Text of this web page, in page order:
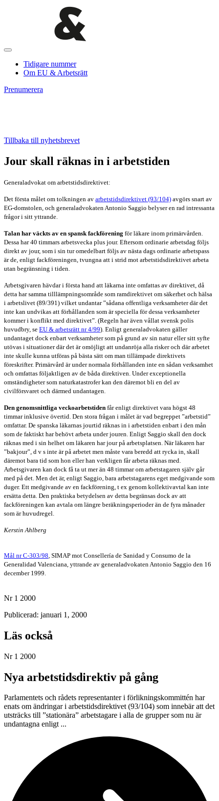
Tidigare nummer
Om EU & Arbetsrätt
Prenumerera
Tillbaka till nyhetsbrevet
Jour skall räknas in i arbetstiden
Generaladvokat om arbetstidsdirektivet:
Det första målet om tolkningen av arbetstidsdirektivet (93/104) avgörs snart av
EG-domstolen, och generaladvokaten Antonio Saggio belyser en rad intressanta
frågor i sitt yttrande.
Talan har väckts av en spansk fackförening för läkare inom primärvården.
Dessa har 40 timmars arbetsvecka plus jour. Eftersom ordinarie arbetsdag följs
direkt av jour, som i sin tur omedelbart följs av nästa dags ordinarie arbetspass
är de, enligt fackföreningen, tvungna att i strid mot arbetstidsdirektivet arbeta
utan begränsning i tiden.
Arbetsgivaren hävdar i första hand att läkarna inte omfattas av direktivet, då
detta harsamma tilllämpningsområde som ramdirektivet om säkerhet och hälsa
i arbetslivet (89/391) vilket undantar ”sådana offentliga verksamheter där det
inte kan undvikas att förhållanden som är speciella för dessa verksamheter
kommer i konflikt med direktivet”. (Regeln har även vållat svensk polis
huvudbry, se EU & arbetsrätt nr 4/99). Enligt generaladvokaten gäller
undantaget dock enbart verksamheter som på grund av sin natur eller sitt syfte
utövas i situationer där det är omöjligt att undanröja alla risker och där arbetet
inte skulle kunna utföras på bästa sätt om man tillämpade direktivets
föreskrifter. Primärvård är under normala förhållanden inte en sådan verksamhet
och omfattas följaktligen av de båda direktiven. Under exceptionella
omständigheter som naturkatastrofer kan den däremot bli en del av
civilförsvaret och därmed undantagen.
Den genomsnittliga veckoarbetstiden får enligt direktivet vara högst 48
timmar inklusive övertid. Den stora frågan i målet är vad begreppet ”arbetstid”
omfattar. De spanska läkarnas jourtid räknas in i arbetstiden enbart i den mån
som de faktiskt har behövt arbeta under jouren. Enligt Saggio skall den dock
räknas med i sin helhet om läkaren har jour på arbetsplatsen. När läkaren har
”bakjour”, d v s inte är på arbetet men måste vara beredd att rycka in, skall
däremot bara tid som hon eller han verkligen får arbeta räknas med.
Arbetsgivaren kan dock få ta ut mer än 48 timmar om arbetstagaren själv går
med på det. Men det är, enligt Saggio, bara arbetstagarens eget medgivande som
duger. Ett medgivande av en fackförening, t ex genom kollektivavtal kan inte
ersätta detta. Den praktiska betydelsen av detta begränsas dock av att
fackföreningen kan avtala om längre beräkningsperioder än de fyra månader
som är huvudregel.
Kerstin Ahlberg
Mål nr C-303/98 , SIMAP mot Consellería de Sanidad y Consumo de la
Generalidad Valenciana, yttrande av generaladvokaten Antonio Saggio den 16
december 1999.
Nr 1 2000
Publicerad: januari 1, 2000
Läs också
Nr 1 2000
Nya arbetstidsdirektiv på gång
Parlamentets och rådets representanter i förlikningskommittén har
enats om ändringar i arbetstidsdirektivet (93/104) som innebär att det
utsträcks till ”stationära” arbetstagare i alla de grupper som nu är
undantagna enligt ...